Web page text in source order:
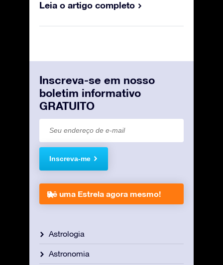
Leia o artigo completo
Inscreva-se em nosso
boletim informativo
GRATUITO
Inscreva-me
Dê uma Estrela agora mesmo!
Astrologia
Astronomia